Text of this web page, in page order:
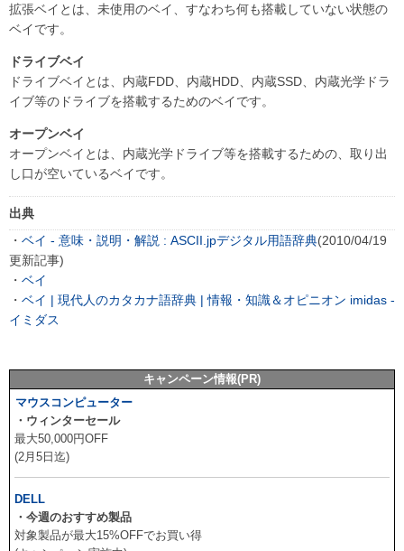
拡張ベイとは、未使用のベイ、すなわち何も搭載していない状態の
ベイです。
ドライブベイ
ドライブベイとは、内蔵FDD、内蔵HDD、内蔵SSD、内蔵光学ドラ
イブ等のドライブを搭載するためのベイです。
オープンベイ
オープンベイとは、内蔵光学ドライブ等を搭載するための、取り出
し口が空いているベイです。
出典
・ ベイ - 意味・説明・解説 : ASCII.jpデジタル用語辞典(2010/04/19
更新記事)
・ ベイ
・ ベイ | 現代人のカタカナ語辞典 | 情報・知識＆オピニオン imidas -
イミダス
キャンペーン情報(PR)
マウスコンピューター
・ウィンターセール
最大50,000円OFF
(2月5日迄)
DELL
・今週のおすすめ製品
対象製品が最大15%OFFでお買い得